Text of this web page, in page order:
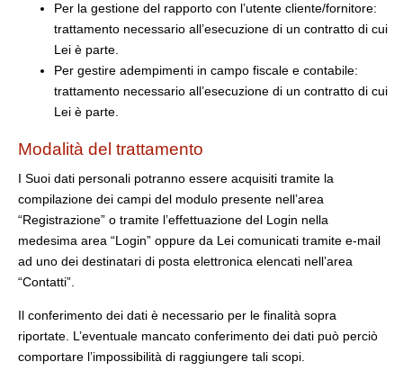
Per la gestione del rapporto con l’utente cliente/fornitore:
trattamento necessario all’esecuzione di un contratto di cui
Lei è parte.
Per gestire adempimenti in campo fiscale e contabile:
trattamento necessario all’esecuzione di un contratto di cui
Lei è parte.
Modalità del trattamento
I Suoi dati personali potranno essere acquisiti tramite la
compilazione dei campi del modulo presente nell’area
“Registrazione” o tramite l’effettuazione del Login nella
medesima area “Login” oppure da Lei comunicati tramite e-mail
ad uno dei destinatari di posta elettronica elencati nell’area
“Contatti”.
Il conferimento dei dati è necessario per le finalità sopra
riportate. L’eventuale mancato conferimento dei dati può perciò
comportare l’impossibilità di raggiungere tali scopi.